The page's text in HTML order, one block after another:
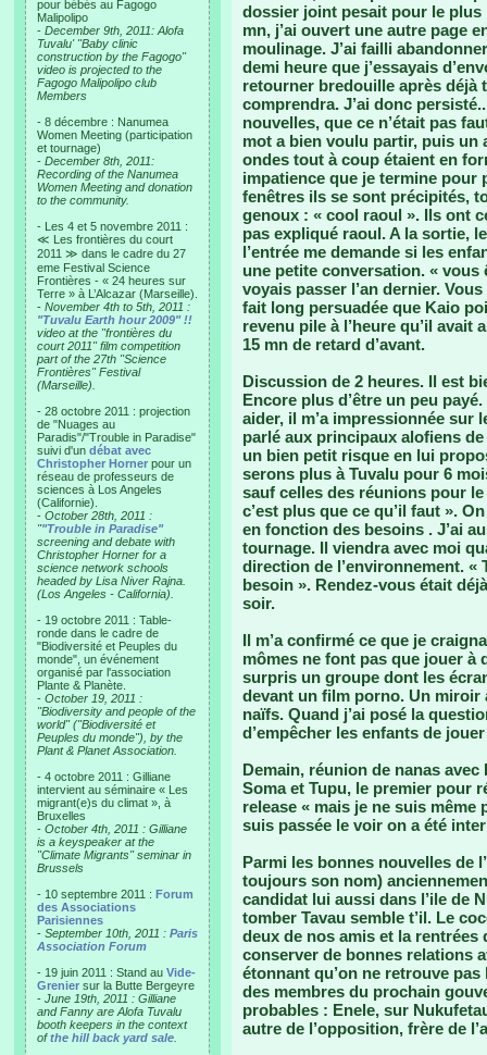
pour bébés au Fagogo
Malipolipo
- December 9th, 2011: Alofa
Tuvalu' "Baby clinic
construction by the Fagogo"
video is projected to the
Fagogo Malipolipo club
Members
- 8 décembre : Nanumea
Women Meeting (participation
et tournage)
- December 8th, 2011:
Recording of the Nanumea
Women Meeting and donation
to the community.
- Les 4 et 5 novembre 2011 :
≪ Les frontières du court
2011 ≫ dans le cadre du 27
eme Festival Science
Frontières - « 24 heures sur
Terre » à L’Alcazar (Marseille).
- November 4th to 5th, 2011 :
"Tuvalu Earth hour 2009" !!
video at the "frontières du
court 2011" film competition
part of the 27th "Science
Frontières" Festival
(Marseille).
- 28 octobre 2011 : projection
de "Nuages au
Paradis"/"Trouble in Paradise"
suivi d'un débat avec
Christopher Horner pour un
réseau de professeurs de
sciences à Los Angeles
(Californie).
- October 28th, 2011 :
""Trouble in Paradise"
screening and debate with
Christopher Horner for a
science network schools
headed by Lisa Niver Rajna.
(Los Angeles - California).
- 19 octobre 2011 : Table-
ronde dans le cadre de
"Biodiversité et Peuples du
monde", un événement
organisé par l'association
Plante & Planète.
- October 19, 2011 :
"Biodiversity and people of the
world" ("Biodiversité et
Peuples du monde"), by the
Plant & Planet Association.
- 4 octobre 2011 : Gilliane
intervient au séminaire « Les
migrant(e)s du climat », à
Bruxelles
- October 4th, 2011 : Gilliane
is a keyspeaker at the
"Climate Migrants" seminar in
Brussels
- 10 septembre 2011 : Forum
des Associations
Parisiennes
- September 10th, 2011 : Paris
Association Forum
- 19 juin 2011 : Stand au Vide-
Grenier sur la Butte Bergeyre
- June 19th, 2011 : Gilliane
and Fanny are Alofa Tuvalu
booth keepers in the context
ofthe hill back yard sale
dossier joint pesait pour le plus
mn, j’ai ouvert une autre page
moulinage. J’ai failli
demi heure que j’essayais
retourner bredouille après déjà
comprendra. J’ai donc
nouvelles, que ce n’était pas
mot a bien voulu partir, puis
ondes tout à coup étaient en
impatience que je termine pour
fenêtres ils se sont précipités,
genoux : « cool raoul ». Ils ont
pas expliqué raoul. A la sortie,
l’entrée me demande si les
une petite conversation. « vous
voyais passer l’an dernier.
fait long persuadée que Kaio
revenu pile à l’heure qu’il avait
15 mn de retard d’avant.
Discussion de 2 heures. Il est
Encore plus d’être un peu
aider, il m’a impressionnée sur
parlé aux principaux alofiens
un bien petit risque en lui
serons plus à Tuvalu pour 6
sauf celles des réunions pour
c’est plus que ce qu’il faut ».
en fonction des besoins . J’ai
tournage. Il viendra avec moi
direction de l’environnement. «
besoin ». Rendez-vous était
soir.
Il m’a confirmé ce que je
mômes ne font pas que jouer à
surpris un groupe dont les
devant un film porno. Un miroir
naïfs. Quand j’ai posé la
d’empêcher les enfants de
Demain, réunion de nanas
Soma et Tupu, le premier pour
release « mais je ne suis
suis passée le voir on a été
Parmi les bonnes nouvelles de
toujours son nom)
candidat lui aussi dans l’ile de
tomber Tavau semble t’il. Le
deux de nos amis et la rentrées
conserver de bonnes relations
étonnant qu’on ne retrouve
des membres du prochain
probables : Enele, sur
autre de l’opposition, frère de